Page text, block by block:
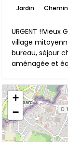
Jardin
URGENT
village
bureau, séjour
aménagée et
+
−